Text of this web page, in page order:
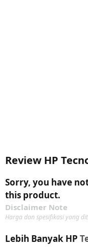
Review HP
Sorry, you have
this product.
Disclaimer Note
Harga dan spesifikasi yang
Lebih Banyak HP